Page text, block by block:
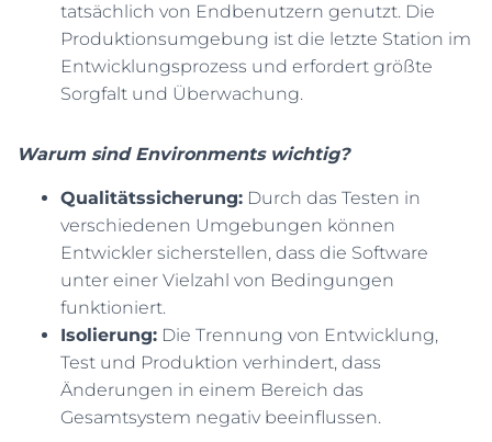
tatsächlich von Endbenutzern genutzt. Die
Produktionsumgebung ist die letzte Station im
Entwicklungsprozess und erfordert größte
Sorgfalt und Überwachung.
Warum sind Environments wichtig?
Qualitätssicherung: Durch das Testen in
verschiedenen Umgebungen können
Entwickler sicherstellen, dass die Software
unter einer Vielzahl von Bedingungen
funktioniert.
Isolierung: Die Trennung von Entwicklung,
Test und Produktion verhindert, dass
Änderungen in einem Bereich das
Gesamtsystem negativ beeinflussen.